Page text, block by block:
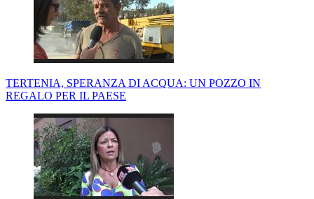
TERTENIA, SPERANZA DI ACQUA: UN POZZO IN
REGALO PER IL PAESE